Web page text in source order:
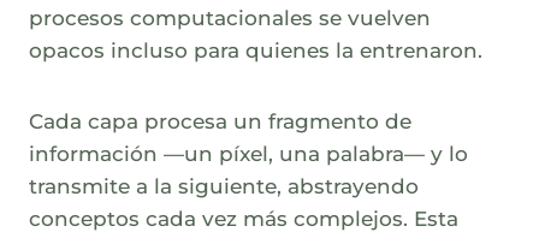
procesos computacionales se vuelven
opacos incluso para quienes la entrenaron.
Cada capa procesa un fragmento de
información —un píxel, una palabra— y lo
transmite a la siguiente, abstrayendo
conceptos cada vez más complejos. Esta